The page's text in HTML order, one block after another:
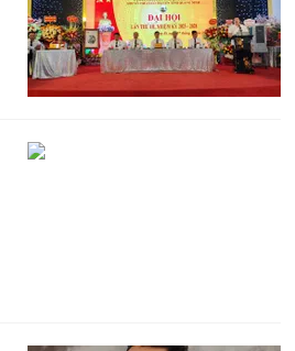
Thị trường
Tư vấn